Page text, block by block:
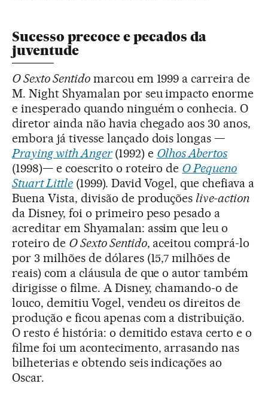
Sucesso precoce e pecados da
juventude
O Sexto Sentidomarcou em 1999 a carreira de
M. Night Shyamalan por seu impacto enorme
e inesperado quando ninguém o conhecia. O
diretor ainda não havia chegado aos 30 anos,
embora já tivesse lançado dois longas —
Praying with Anger (1992) e Olhos Abertos
(1998)— e coescrito o roteiro de O Pequeno
Stuart Little(1999). David Vogel, que chefiava a
Buena Vista, divisão de produções live-action
da Disney, foi o primeiro peso pesado a
acreditar em Shyamalan: assim que leu o
roteiro de O Sexto Sentido, aceitou comprá-lo
por 3 milhões de dólares (15,7 milhões de
reais) com a cláusula de que o autor também
dirigisse o filme. A Disney, chamando-o de
louco, demitiu Vogel, vendeu os direitos de
produção e ficou apenas com a distribuição.
O resto é história: o demitido estava certo e o
filme foi um acontecimento, arrasando nas
bilheterias e obtendo seis indicações ao
Oscar.